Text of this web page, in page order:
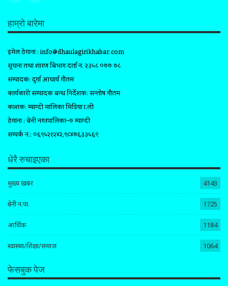
हाम्रो बारेमा
इमेल ठेगाना :info@dhaulagirikhabar.com
सूचना तथा प्रशारण बिभाग दर्ता न. २३५८ ०७७ ७८
सम्पादक: दुर्गा आचार्य गौतम
कार्यकारी सम्पादक प्रबन्ध निर्देशक: सन्तोष गौतम
प्रकाशक: म्याग्दी मालिका मिडिया प्रा.ली
ठेगाना : बेनी नगरपालिका–७ म्याग्दी
सम्पर्क न.: ०६९५२१२४२,९८४७६३३५६९
धेरै रुचाइएका
मुख्य खबर 4143
बेनी न.पा. 1725
आर्थिक 1184
स्वास्थ्य/शिक्षा/समाज 1064
फेसबुक पेज